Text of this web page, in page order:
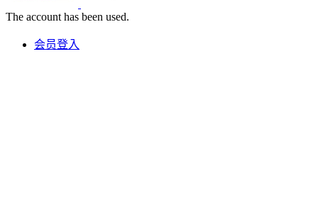
The account has been used.
会员登入